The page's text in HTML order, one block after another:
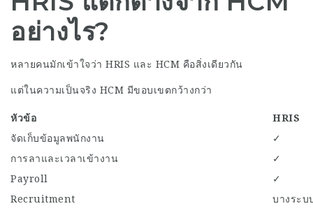
อย่างไร?
หลายคนมักเข้าใจว่า HRIS และ HCM คือสิ่งเดียวกัน
แต่ในความเป็นจริง HCM มีขอบเขตกว้างกว่า
หัวข้อ
HRIS
จัดเก็บข้อมูลพนักงาน
✓
การลาและเวลาเข้างาน
✓
Payroll
✓
Recruitment
บางระบ